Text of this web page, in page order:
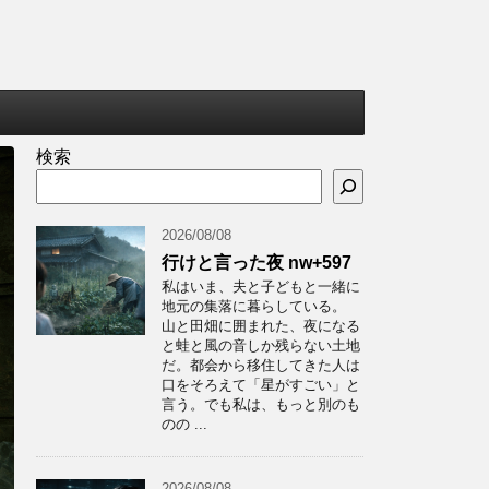
検索
2026/08/08
行けと言った夜 nw+597
私はいま、夫と子どもと一緒に
地元の集落に暮らしている。
山と田畑に囲まれた、夜になる
と蛙と風の音しか残らない土地
だ。都会から移住してきた人は
口をそろえて「星がすごい」と
言う。でも私は、もっと別のも
のの ...